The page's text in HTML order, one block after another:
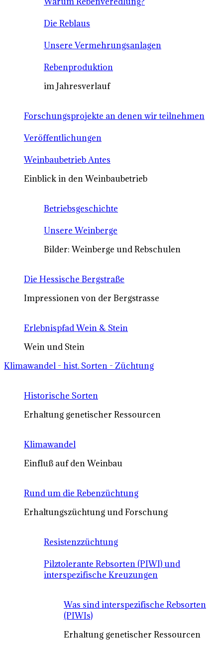
Die Reblaus
Unsere Vermehrungsanlagen
Rebenproduktion
im Jahresverlauf
Forschungsprojekte an denen wir teilnehmen
Veröffentlichungen
Weinbaubetrieb Antes
Einblick in den Weinbaubetrieb
Betriebsgeschichte
Unsere Weinberge
Bilder: Weinberge und Rebschulen
Die Hessische Bergstraße
Impressionen von der Bergstrasse
Erlebnispfad Wein & Stein
Wein und Stein
Klimawandel - hist. Sorten - Züchtung
Historische Sorten
Erhaltung genetischer Ressourcen
Klimawandel
Einfluß auf den Weinbau
Rund um die Rebenzüchtung
Erhaltungszüchtung und Forschung
Resistenzzüchtung
Pilztolerante Rebsorten (PIWI) und
interspezifische Kreuzungen
Was sind interspezifische Rebsorten
(PIWIs)
Erhaltung genetischer Ressourcen